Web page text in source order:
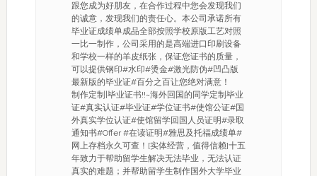
跟您成为好朋友，在合作过程中您会发现我们
的诚意，发现我们的责任心。本公司承诺所有
毕业证成绩单成品全部按照学校原版工艺对照
一比一制作，公司采用的是高端进口印刷设备
和学校一样的羊皮纸张，保证您证书的质量，
可以提供钢印#水印#烫金#激光防伪#凹凸版
最新版的毕业证#百分之百让您绝对满意！
制作定制|毕业证书!!~海外回国的同学定制毕业
证#真实认证#毕业证#学位证书#使馆公证#国
外真实学位认证#使馆留学回国人员证明#录取
通知书#Offer #在读证明#雅思及托福成绩单#
网上存档永久可查！[实体经营，值得信赖]十五
年致力于帮助留学生解决无法毕业，无法认证
真实的难题；并帮助留学生制作国外大学毕业